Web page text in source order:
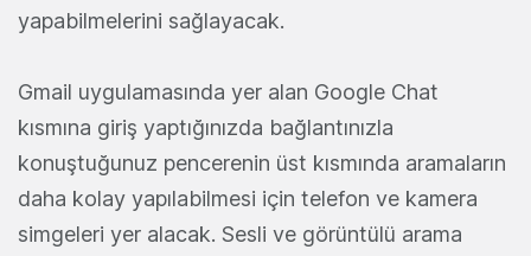
yapabilmelerini sağlayacak.
Gmail uygulamasında yer alan Google Chat
kısmına giriş yaptığınızda bağlantınızla
konuştuğunuz pencerenin üst kısmında aramaların
daha kolay yapılabilmesi için telefon ve kamera
simgeleri yer alacak. Sesli ve görüntülü arama